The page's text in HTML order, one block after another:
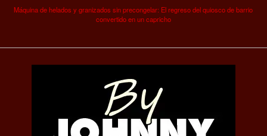
Máquina de helados y granizados sin precongelar: El regreso del quiosco de barrio
convertido en un capricho